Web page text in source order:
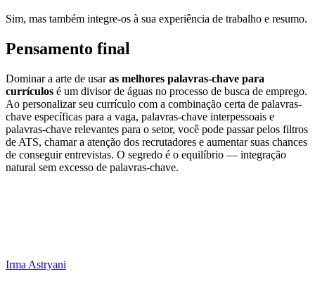
Sim, mas também integre-os à sua experiência de trabalho e resumo.
Pensamento final
Dominar a arte de usaras melhores palavras-chave para
currículos é um divisor de águas no processo de busca de emprego.
Ao personalizar seu currículo com a combinação certa de palavras-
chave específicas para a vaga, palavras-chave interpessoais e
palavras-chave relevantes para o setor, você pode passar pelos filtros
de ATS, chamar a atenção dos recrutadores e aumentar suas chances
de conseguir entrevistas. O segredo é o equilíbrio — integração
natural sem excesso de palavras-chave.
Irma Astryani